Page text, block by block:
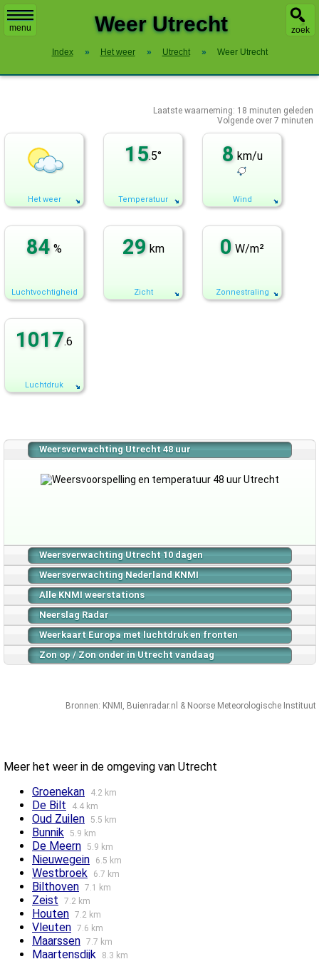
menu zoek
Weer Utrecht
Index » Het weer » Utrecht » Weer Utrecht
Laatste waarneming: 18 minuten geleden
Volgende over7 minuten
Het weer
15.5°
Temperatuur
8 km/u
Wind
84 %
Luchtvochtigheid
29 km
Zicht
0 W/m²
Zonnestraling
1017.6
Luchtdruk
Weersverwachting Utrecht 48 uur
Weersverwachting Utrecht 10 dagen
Weersverwachting Nederland KNMI
Alle KNMI weerstations
Neerslag Radar
Weerkaart Europa met luchtdruk en fronten
Zon op / Zon onder in Utrecht vandaag
Bronnen: KNMI , Buienradar.nl & Noorse Meteorologische Instituut
Meer het weer in de omgeving van Utrecht
Groenekan
4.2 km
De Bilt 4.4 km
Oud Zuilen 5.5 km
Bunnik 5.9 km
De Meern 5.9 km
Nieuwegein 6.5 km
Westbroek 6.7 km
Bilthoven 7.1 km
Zeist 7.2 km
Houten 7.2 km
Vleuten 7.6 km
Maarssen 7.7 km
Maartensdijk 8.3 km